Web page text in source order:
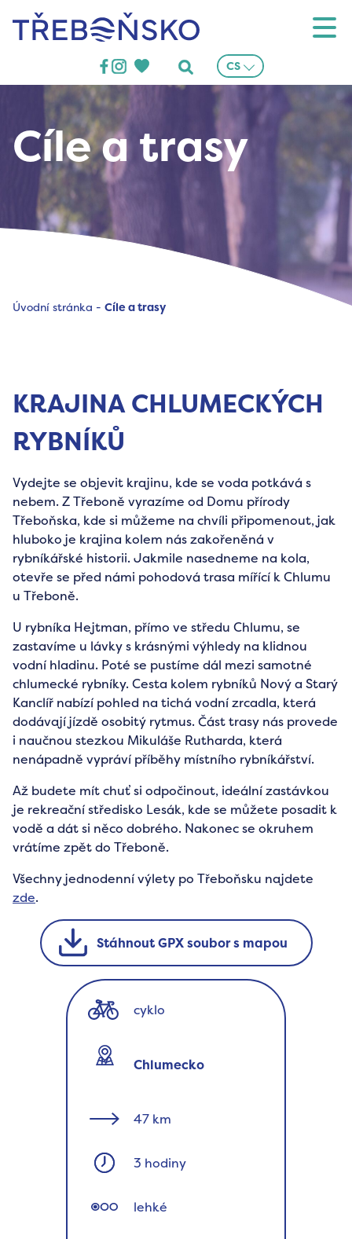
Třeboňsko CS
Cíle a trasy
Úvodní stránka - Cíle a trasy
KRAJINA CHLUMECKÝCH
RYBNÍKŮ
Vydejte se objevit krajinu, kde se voda potkává s
nebem. Z Třeboně vyrazíme od Domu přírody
Třeboňska, kde si můžeme na chvíli připomenout, jak
hluboko je krajina kolem nás zakořeněná v
rybníkářské historii. Jakmile nasedneme na kola,
otevře se před námi pohodová trasa mířící k Chlumu
u Třeboně.
U rybníka Hejtman, přímo ve středu Chlumu, se
zastavíme u lávky s krásnými výhledy na klidnou
vodní hladinu. Poté se pustíme dál mezi samotné
chlumecké rybníky. Cesta kolem rybníků Nový a Starý
Kanclíř nabízí pohled na tichá vodní zrcadla, která
dodávají jízdě osobitý rytmus. Část trasy nás provede
i naučnou stezkou Mikuláše Rutharda, která
nenápadně vypráví příběhy místního rybníkářství.
Až budete mít chuť si odpočinout, ideální zastávkou
je rekreační středisko Lesák, kde se můžete posadit k
vodě a dát si něco dobrého. Nakonec se okruhem
vrátíme zpět do Třeboně.
Všechny jednodenní výlety po Třeboňsku najdete
zde.
Stáhnout GPX soubor s mapou
cyklo
Chlumecko
47 km
3 hodiny
lehké